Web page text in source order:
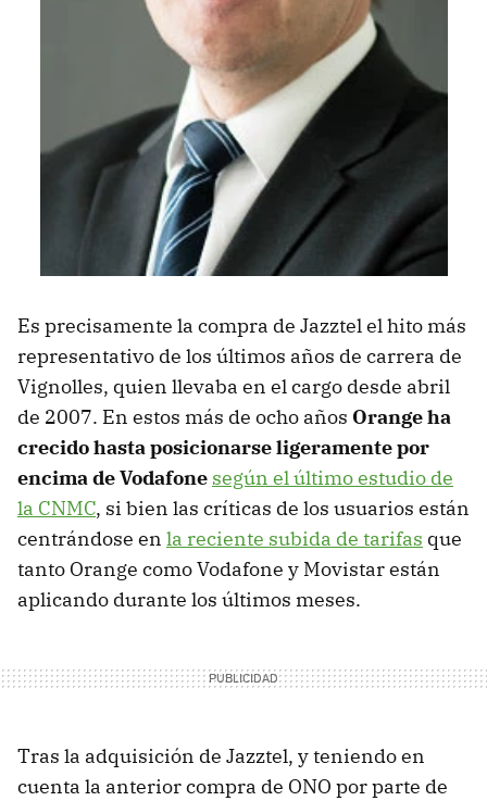
Es precisamente la compra de Jazztel el hito más
representativo de los últimos años de carrera de
Vignolles, quien llevaba en el cargo desde abril
de 2007. En estos más de ocho años Orange ha
crecido hasta posicionarse ligeramente por
encima de Vodafone según el último estudio de
la CNMC, si bien las críticas de los usuarios están
centrándose en la reciente subida de tarifas que
tanto Orange como Vodafone y Movistar están
aplicando durante los últimos meses.
Tras la adquisición de Jazztel, y teniendo en
cuenta la anterior compra de ONO por parte de